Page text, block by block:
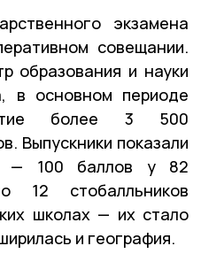
экзамена
совещании.
образования и науки
в основном периоде
более 3 500
Выпускники показали
— 100 баллов у 82
12 стобалльников
школах — их стало
и география.